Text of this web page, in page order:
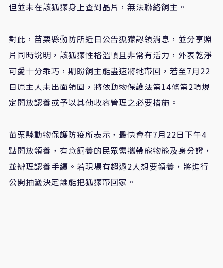
但並未在該狐獴身上查到晶片，無法聯絡飼主。
對此，苗栗縣動防所近日公告狐獴認領消息，並分享照
片同時說明，該狐獴性格溫順且非常有活力，外表乾淨
可愛十分乖巧，期盼飼主能盡速將牠帶回，若至7月22
日原主人未出面領回，將依動物保護法第14條第2項規
定開放認養或予以其他收容管理之必要措施。
苗栗縣動物保護防疫所表示，最快會在7月22日下午4
點開放領養，有意飼養的民眾需攜帶寵物籠及身分證，
並辦理認養手續。若現場有超過2人想要領養，將進行
公開抽籤決定誰能把狐獴帶回家。